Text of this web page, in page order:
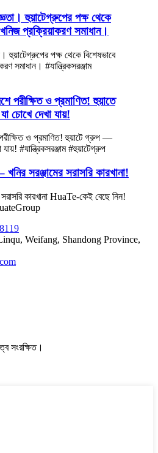
হুয়াটেগ্রুপের পক্ষ থেকে
খনিজ প্রক্রিয়াকরণ সমাধান।
হুয়াটেগ্রুপের পক্ষ থেকে বিশেষভাবে
সমাধান। #যান্ত্রিকসরঞ্জাম
পরীক্ষিত ও প্রমাণিত! হুয়াতে
চোখে দেখা যায়!
ও প্রমাণিত! হুয়াটে গ্রুপ —
#যান্ত্রিকসরঞ্জাম #হুয়াটেগ্রুপ
খনির সরঞ্জামের সরাসরি কারখানা!
কারখানা HuaTe-কেই বেছে নিন!
Weifang, Shandong Province,
সংরক্ষিত।